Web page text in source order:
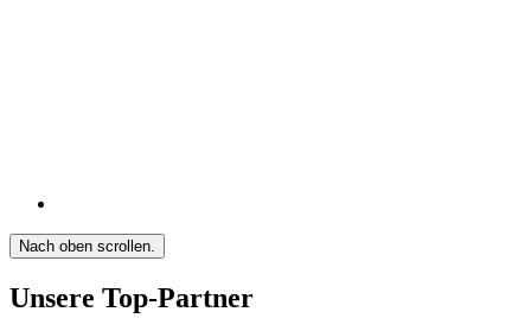
Nach oben scrollen.
Unsere Top-Partner